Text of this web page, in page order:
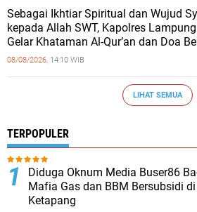
Sebagai Ikhtiar Spiritual dan Wujud
kepada Allah SWT, Kapolres
Gelar Khataman Al-Qur’an dan Doa
08/08/2026, 14:10 WIB
LIHAT SEMUA
TERPOPULER
Diduga Oknum Media Buser86
Mafia Gas dan BBM Bersubsidi di
Ketapang